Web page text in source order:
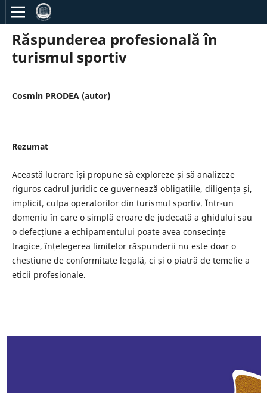
Răspunderea profesională în
turismul sportiv
Cosmin PRODEA (autor)
Rezumat
Această lucrare își propune să exploreze și să analizeze
riguros cadrul juridic ce guvernează obligațiile, diligența și,
implicit, culpa operatorilor din turismul sportiv. Într-un
domeniu în care o simplă eroare de judecată a ghidului sau
o defecțiune a echipamentului poate avea consecințe
tragice, înțelegerea limitelor răspunderii nu este doar o
chestiune de conformitate legală, ci și o piatră de temelie a
eticii profesionale.